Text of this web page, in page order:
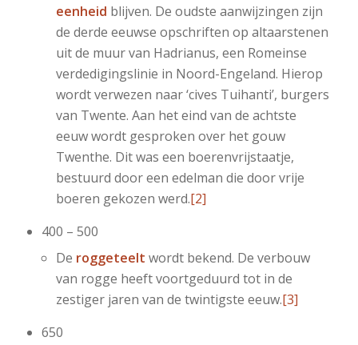
eenheid blijven. De oudste aanwijzingen zijn
de derde eeuwse opschriften op altaarstenen
uit de muur van Hadrianus, een Romeinse
verdedigingslinie in Noord-Engeland. Hierop
wordt verwezen naar ‘cives Tuihanti’, burgers
van Twente. Aan het eind van de achtste
eeuw wordt gesproken over het gouw
Twenthe. Dit was een boerenvrijstaatje,
bestuurd door een edelman die door vrije
boeren gekozen werd.[2]
400 – 500
De roggeteelt wordt bekend. De verbouw
van rogge heeft voortgeduurd tot in de
zestiger jaren van de twintigste eeuw.[3]
650